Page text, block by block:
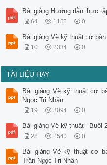
Bài giảng Hướng dẫn thực
64 1182 0
Bài giảng Vẽ kỹ thuật cơ
10 2334 0
TÀI LIỆU HAY
Bài giảng Vẽ kỹ thuật cơ
Ngọc Tri Nhân
19 3094 0
Bài giảng Vẽ kỹ thuật - Buổi
28 2540 0
Bài giảng Vẽ kỹ thuật cơ
Trần Ngọc Tri Nhân